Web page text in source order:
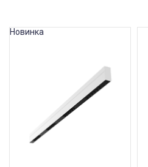
Новинка